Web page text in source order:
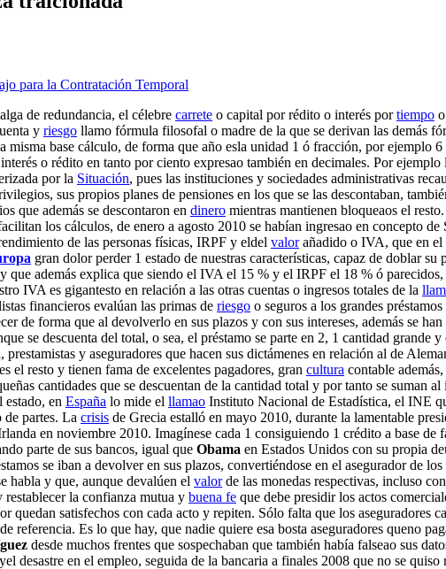
para la Contratación Temporal
de redundancia, el célebre carrete o capital por rédito o interés portiempo
y riesgo llamo fórmula filosofal o madre de la que se derivan las demás
base cálculo, de forma que año esla unidad 1 ó fracción, por ejemplo
o rédito en tanto por ciento expresao también en decimales. Por
por la Situación, pues las instituciones y sociedades administrativas
sus propios planes de pensiones en los que se las descontaban,
que además se descontaron en dinero mientras mantienen bloqueaos el
los cálculos, de enero a agosto 2010 se habían ingresao en concepto
de las personas físicas, IRPF y eldel valorañadido o IVA, que en el
gran dolor perder 1 estado de nuestras características, capaz de doblar
que además explica que siendo el IVA el 15 % y el IRPF el 18 % ó
IVA es gigantesto en relación a las otras cuentas o ingresos totales de la
financieros evalúan las primas de riesgo o seguros a los grandes
de forma que al devolverlo en sus plazos y con sus intereses, además se
se descuenta del total, o sea, el préstamo se parte en 2, 1 cantidad grande
y aseguradores que hacen sus dictámenes en relación al de
el resto y tienen fama de excelentes pagadores, gran cultura contable
cantidades que se descuentan de la cantidad total y por tanto se suman
en España lo mide el llamao Instituto Nacional de Estadística, el INE
partes. La crisis de Grecia estalló en mayo 2010, durante la lamentable
en noviembre 2010. Imagínese cada 1 consiguiendo 1 crédito a base de
parte de sus bancos, igual que Obama en Estados Unidos con su propia
se iban a devolver en sus plazos, convertiéndose en el asegurador de
habla y que, aunque devalúen el valorde las monedas respectivas, incluso
la confianza mutua y buena fe que debe presidir los actos
quedan satisfechos con cada acto y repiten. Sólo falta que los aseguradores
referencia. Es lo que hay, que nadie quiere esa bosta aseguradores queno
desde muchos frentes que sospechaban que también había falseao sus
desastre en el empleo, seguida de la bancaria a finales 2008 que no se